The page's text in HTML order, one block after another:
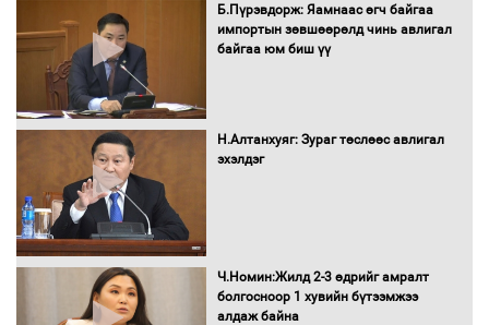
Б.Пүрэвдорж: Яамнаас өгч байгаа
импортын зөвшөөрөлд чинь авлигал
байгаа юм биш үү
Н.Алтанхуяг: Зураг төслөөс авлигал
эхэлдэг
Ч.Номин:Жилд 2-3 өдрийг амралт
болгосноор 1 хувийн бүтээмжээ
алдаж байна